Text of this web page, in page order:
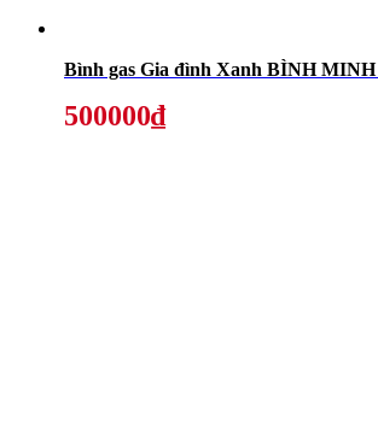
Bình gas Gia đình Xanh BÌNH MINH
500000₫